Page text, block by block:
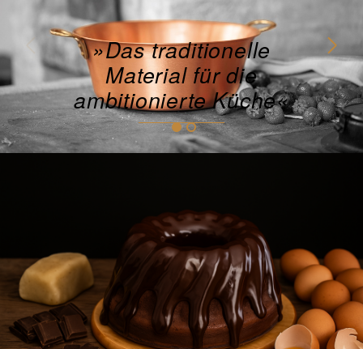
Das Material
tiroler Kaiserschmarrn ein Highlight für
kalte Tage und Balsam für die Seele
Presse
Kundenservice
Händler
»Das traditionelle
Material für die
ambitionierte Küche«